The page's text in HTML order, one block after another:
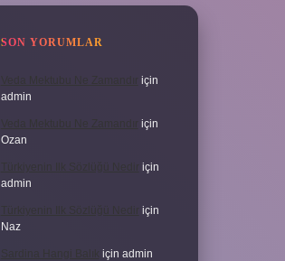
SON YORUMLAR
Veda Mektubu Ne Zamandır için
admin
Veda Mektubu Ne Zamandır için
Ozan
Türkiyenin Ilk Sözlüğü Nedir için
admin
Türkiyenin Ilk Sözlüğü Nedir için
Naz
Sardina Hangi Balık için admin